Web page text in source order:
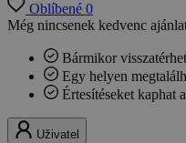
Oblíbené 0
Még nincsenek kedvenc
Bármikor
Egy helyen
Értesítéseket kaphat
Uživatel